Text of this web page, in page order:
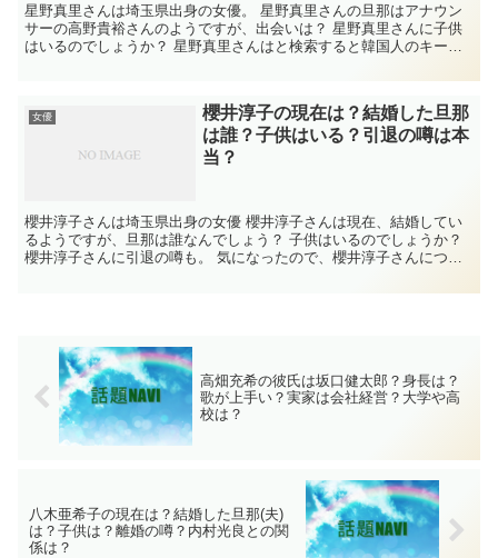
星野真里さんは埼玉県出身の女優。 星野真里さんの旦那はアナウン
サーの高野貴裕さんのようですが、出会いは？ 星野真里さんに子供
はいるのでしょうか？ 星野真里さんはと検索すると韓国人のキーワ
女優
櫻井淳子の現在は？結婚した旦那
は誰？子供はいる？引退の噂は本
当？
櫻井淳子さんは埼玉県出身の女優 櫻井淳子さんは現在、結婚してい
るようですが、旦那は誰なんでしょう？ 子供はいるのでしょうか？
櫻井淳子さんに引退の噂も。 気になったので、櫻井淳子さんについ
高畑充希の彼氏は坂口健太郎？身長は？
歌が上手い？実家は会社経営？大学や高
校は？
八木亜希子の現在は？結婚した旦那(夫)
は？子供は？離婚の噂？内村光良との関
係は？